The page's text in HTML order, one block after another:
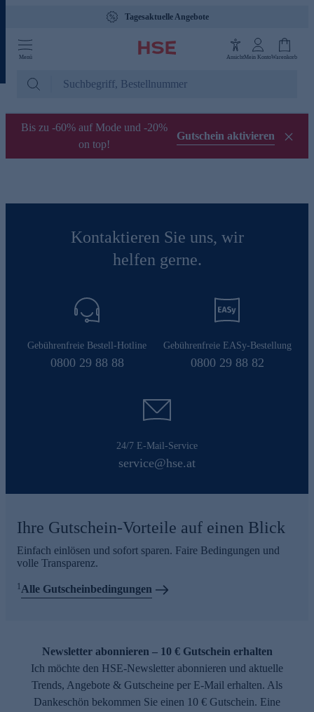
Tagesaktuelle Angebote
Menü AnsichtMein KontoWarenkorb
Bis zu -60% auf Mode und -20%
on top!
Gutschein aktivieren
Kontaktieren Sie uns, wir
helfen gerne.
Gebührenfreie Bestell-Hotline
0800 29 88 88
Gebührenfreie EASy-Bestellung
0800 29 88 82
24/7 E-Mail-Service
service@hse.at
Ihre Gutschein-Vorteile auf einen Blick
Einfach einlösen und sofort sparen. Faire Bedingungen und
volle Transparenz.
1Alle Gutscheinbedingungen
Newsletter abonnieren – 10 € Gutschein erhalten
Ich möchte den HSE-Newsletter abonnieren und aktuelle
Trends, Angebote & Gutscheine per E-Mail erhalten. Als
Dankeschön bekommen Sie einen 10 € Gutschein. Eine